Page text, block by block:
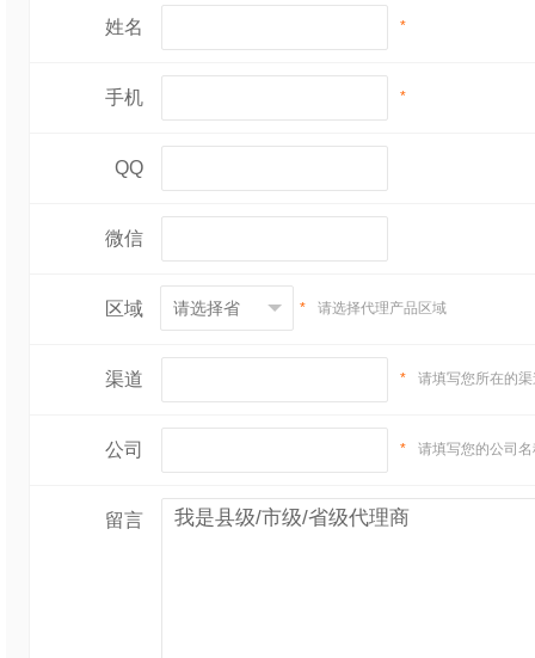
姓名 *
手机 *
QQ
微信
区域 * 请选择代理产品区域
渠道 * 请填写您所在的
公司 * 请填写您的公司
留言